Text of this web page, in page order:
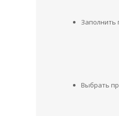
Заполнить
Выбрать